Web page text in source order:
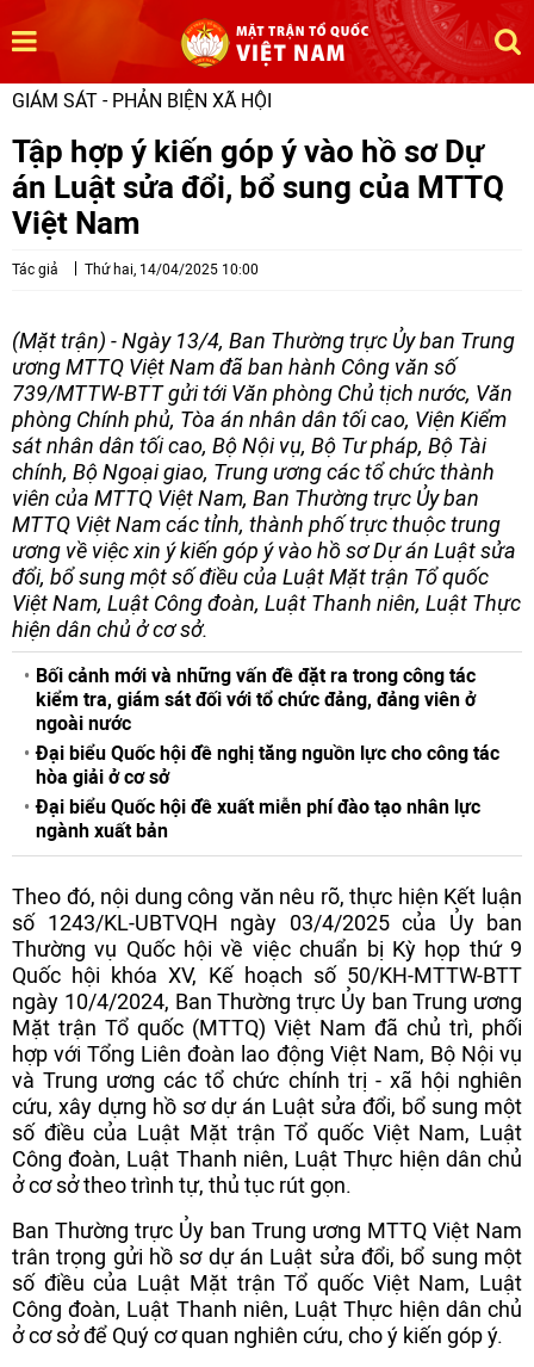
GIÁM SÁT - PHẢN BIỆN XÃ HỘI
Tập hợp ý kiến góp ý vào hồ sơ Dự
án Luật sửa đổi, bổ sung của MTTQ
Việt Nam
Tác giả Thứ hai, 14/04/2025 10:00
(Mặt trận) - Ngày 13/4, Ban Thường trực Ủy ban Trung
ương MTTQ Việt Nam đã ban hành Công văn số
739/MTTW-BTT gửi tới Văn phòng Chủ tịch nước, Văn
phòng Chính phủ, Tòa án nhân dân tối cao, Viện Kiểm
sát nhân dân tối cao, Bộ Nội vụ, Bộ Tư pháp, Bộ Tài
chính, Bộ Ngoại giao, Trung ương các tổ chức thành
viên của MTTQ Việt Nam, Ban Thường trực Ủy ban
MTTQ Việt Nam các tỉnh, thành phố trực thuộc trung
ương về việc xin ý kiến góp ý vào hồ sơ Dự án Luật sửa
đổi, bổ sung một số điều của Luật Mặt trận Tổ quốc
Việt Nam, Luật Công đoàn, Luật Thanh niên, Luật Thực
hiện dân chủ ở cơ sở.
Bối cảnh mới và những vấn đề đặt ra trong công tác
kiểm tra, giám sát đối với tổ chức đảng, đảng viên ở
ngoài nước
Đại biểu Quốc hội đề nghị tăng nguồn lực cho công tác
hòa giải ở cơ sở
Đại biểu Quốc hội đề xuất miễn phí đào tạo nhân lực
ngành xuất bản
Theo đó, nội dung công văn nêu rõ, thực hiện Kết luận
số 1243/KL-UBTVQH ngày 03/4/2025 của Ủy ban
Thường vụ Quốc hội về việc chuẩn bị Kỳ họp thứ 9
Quốc hội khóa XV, Kế hoạch số 50/KH-MTTW-BTT
ngày 10/4/2024, Ban Thường trực Ủy ban Trung ương
Mặt trận Tổ quốc (MTTQ) Việt Nam đã chủ trì, phối
hợp với Tổng Liên đoàn lao động Việt Nam, Bộ Nội vụ
và Trung ương các tổ chức chính trị - xã hội nghiên
cứu, xây dựng hồ sơ dự án Luật sửa đổi, bổ sung một
số điều của Luật Mặt trận Tổ quốc Việt Nam, Luật
Công đoàn, Luật Thanh niên, Luật Thực hiện dân chủ
ở cơ sở theo trình tự, thủ tục rút gọn.
Ban Thường trực Ủy ban Trung ương MTTQ Việt Nam
trân trọng gửi hồ sơ dự án Luật sửa đổi, bổ sung một
số điều của Luật Mặt trận Tổ quốc Việt Nam, Luật
Công đoàn, Luật Thanh niên, Luật Thực hiện dân chủ
ở cơ sở để Quý cơ quan nghiên cứu, cho ý kiến góp ý.